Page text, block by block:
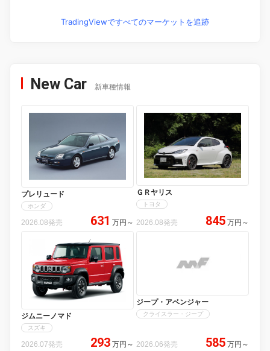
TradingViewですべてのマーケットを追跡
New Car 新車種情報
プレリュード
ホンダ
2026.08発売 631 万円 ～
ＧＲヤリス
トヨタ
2026.08発売 845 万円 ～
ジムニーノマド
スズキ
2026.07発売 293 万円 ～
ジープ・アベンジャー
クライスラー・ジープ
2026.06発売 585 万円 ～